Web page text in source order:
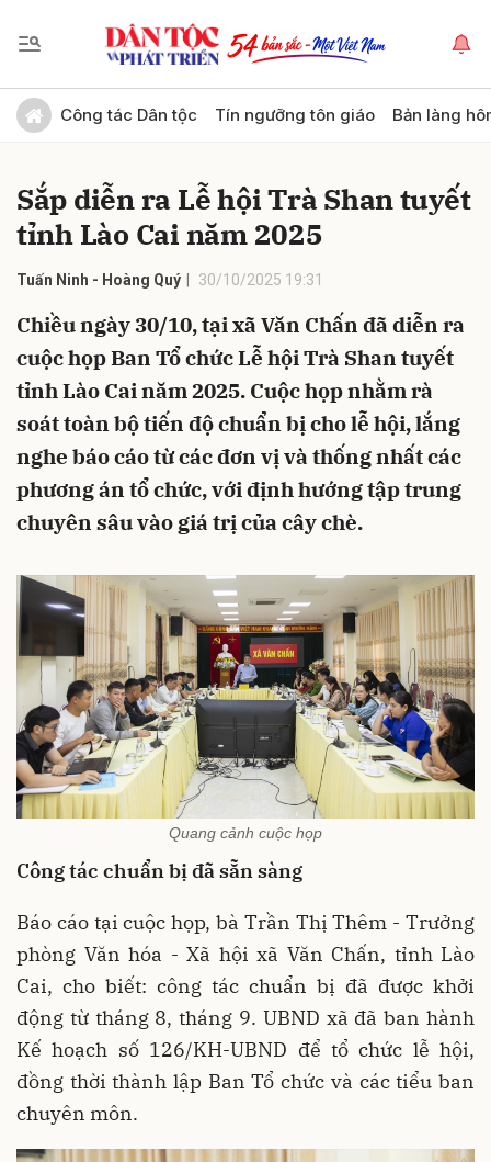
Công tác Dân tộc Tín ngưỡng tôn giáo Bản làng
Sắp diễn ra Lễ hội Trà Shan tuyết
tỉnh Lào Cai năm 2025
Tuấn Ninh - Hoàng Quý 30/10/2025 19:31
Chiều ngày 30/10, tại xã Văn Chấn đã diễn ra
cuộc họp Ban Tổ chức Lễ hội Trà Shan tuyết
tỉnh Lào Cai năm 2025. Cuộc họp nhằm rà
soát toàn bộ tiến độ chuẩn bị cho lễ hội, lắng
nghe báo cáo từ các đơn vị và thống nhất các
phương án tổ chức, với định hướng tập trung
chuyên sâu vào giá trị của cây chè.
Quang cảnh cuộc họp
Công tác chuẩn bị đã sẵn sàng
Báo cáo tại cuộc họp, bà Trần Thị Thêm - Trưởng
phòng Văn hóa - Xã hội xã Văn Chấn, tỉnh Lào
Cai, cho biết: công tác chuẩn bị đã được khởi
động từ tháng 8, tháng 9. UBND xã đã ban hành
Kế hoạch số 126/KH-UBND để tổ chức lễ hội,
đồng thời thành lập Ban Tổ chức và các tiểu ban
chuyên môn.
Gửi bình luận
Hủy Gửi